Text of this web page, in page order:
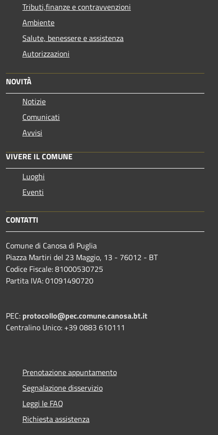
Tributi,finanze e contravvenzioni
Ambiente
Salute, benessere e assistenza
Autorizzazioni
NOVITÀ
Notizie
Comunicati
Avvisi
VIVERE IL COMUNE
Luoghi
Eventi
CONTATTI
Comune di Canosa di Puglia
Piazza Martiri del 23 Maggio, 13 - 76012 - BT
Codice Fiscale: 81000530725
Partita IVA: 01091490720
PEC: protocollo@pec.comune.canosa.bt.it
Centralino Unico: +39 0883 610111
Prenotazione appuntamento
Segnalazione disservizio
Leggi le FAQ
Richiesta assistenza